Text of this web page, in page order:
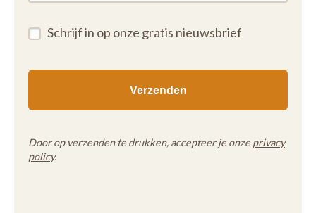
Schrijf in op onze gratis nieuwsbrief
Door op verzenden te drukken, accepteer je onze privacy
policy.